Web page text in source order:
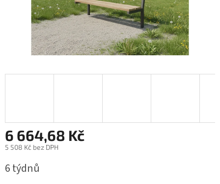
6 664,68 Kč
5 508 Kč bez DPH
cena:
6 týdnů